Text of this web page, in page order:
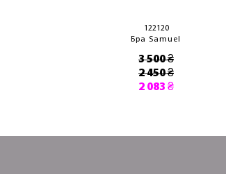
122120
Бра Samuel
3 500 ₴
2 450 ₴
2 083 ₴